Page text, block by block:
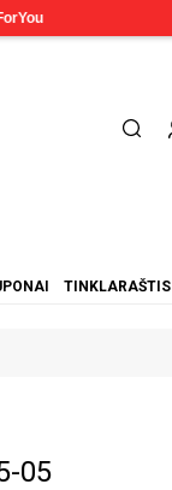
TINKLARAŠTIS
05